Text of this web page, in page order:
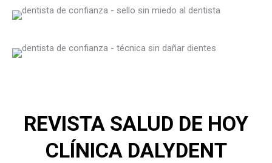
REVISTA SALUD DE HOY
CLÍNICA DALYDENT